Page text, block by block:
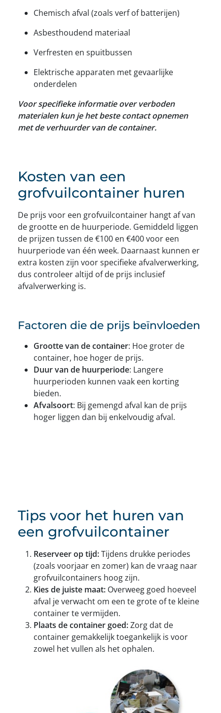
Chemisch afval (zoals verf of batterijen)
Asbesthoudend materiaal
Verfresten en spuitbussen
Elektrische apparaten met gevaarlijke
onderdelen
Voor specifieke informatie over verboden
materialen kun je het beste contact opnemen
met de verhuurder van de container.
Kosten van een
grofvuilcontainer huren
De prijs voor een grofvuilcontainer hangt af van
de grootte en de huurperiode. Gemiddeld liggen
de prijzen tussen de €100 en €400 voor een
huurperiode van één week. Daarnaast kunnen er
extra kosten zijn voor specifieke afvalverwerking,
dus controleer altijd of de prijs inclusief
afvalverwerking is.
Factoren die de prijs beïnvloeden
Grootte van de container: Hoe groter de
container, hoe hoger de prijs.
Duur van de huurperiode: Langere
huurperioden kunnen vaak een korting
bieden.
Afvalsoort: Bij gemengd afval kan de prijs
hoger liggen dan bij enkelvoudig afval.
Tips voor het huren van
een grofvuilcontainer
Reserveer op tijd:Tijdens drukke periodes
(zoals voorjaar en zomer) kan de vraag naar
grofvuilcontainers hoog zijn.
Kies de juiste maat: Overweeg goed hoeveel
afval je verwacht om een te grote of te kleine
container te vermijden.
Plaats de container goed:Zorg dat de
container gemakkelijk toegankelijk is voor
zowel het vullen als het ophalen.